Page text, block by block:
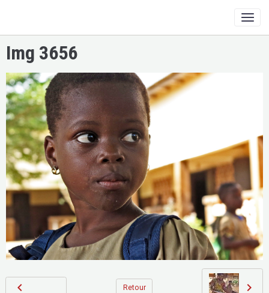
Img 3656
Retour